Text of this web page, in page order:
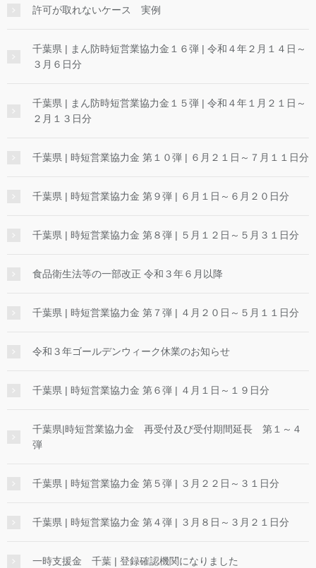
許可が取れないケース 実例
千葉県 | まん防時短営業協力金１６弾 | 令和４年２月１４日～
３月６日分
千葉県 | まん防時短営業協力金１５弾 | 令和４年１月２１日～
２月１３日分
千葉県 | 時短営業協力金 第１０弾 | ６月２１日～７月１１日分
千葉県 | 時短営業協力金 第９弾 | ６月１日～６月２０日分
千葉県 | 時短営業協力金 第８弾 | ５月１２日～５月３１日分
食品衛生法等の一部改正 令和３年６月以降
千葉県 | 時短営業協力金 第７弾 | ４月２０日～５月１１日分
令和３年ゴールデンウィーク休業のお知らせ
千葉県 | 時短営業協力金 第６弾 | ４月１日～１９日分
千葉県|時短営業協力金 再受付及び受付期間延長 第１～４
弾
千葉県 | 時短営業協力金 第５弾 | ３月２２日～３１日分
千葉県 | 時短営業協力金 第４弾 | ３月８日～３月２１日分
一時支援金 千葉 | 登録確認機関になりました